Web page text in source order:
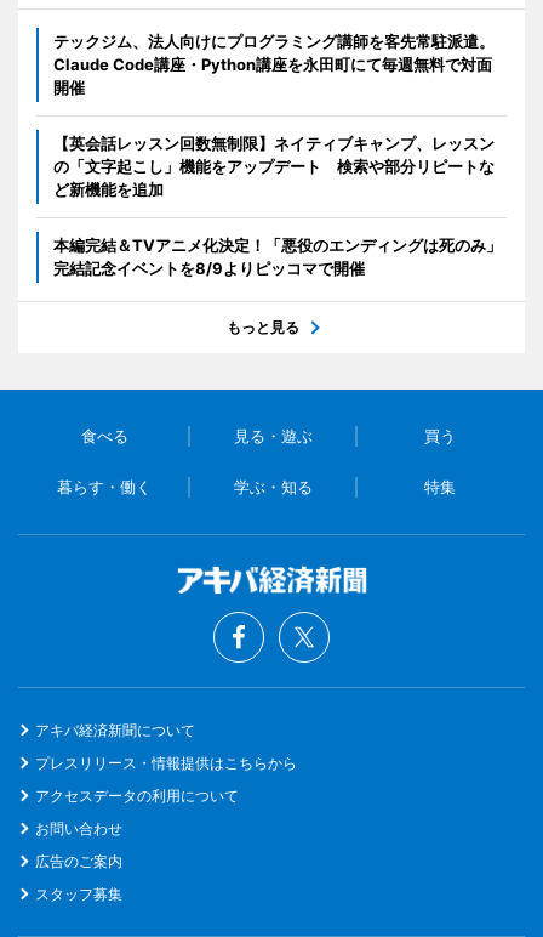
テックジム、法人向けにプログラミング講師を客先常駐派遣。
Claude Code講座・Python講座を永田町にて毎週無料で対面
開催
【英会話レッスン回数無制限】ネイティブキャンプ、レッスン
の「文字起こし」機能をアップデート 検索や部分リピートな
ど新機能を追加
本編完結＆TVアニメ化決定！「悪役のエンディングは死のみ」
完結記念イベントを8/9よりピッコマで開催
もっと見る
食べる 見る・遊ぶ 買う
暮らす・働く 学ぶ・知る 特集
アキバ経済新聞について
プレスリリース・情報提供はこちらから
アクセスデータの利用について
お問い合わせ
広告のご案内
スタッフ募集